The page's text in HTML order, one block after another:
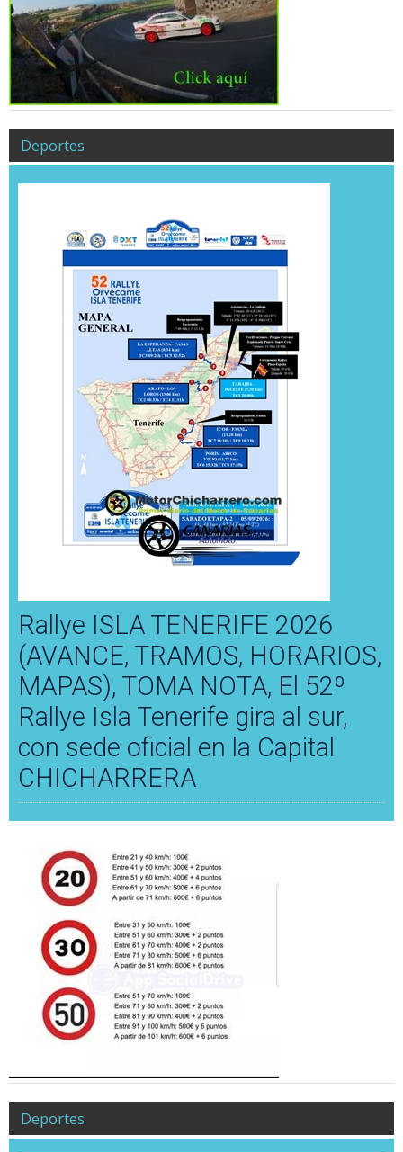
Deportes
Rallye ISLA TENERIFE 2026
(AVANCE, TRAMOS, HORARIOS,
MAPAS), TOMA NOTA, El 52º
Rallye Isla Tenerife gira al sur,
con sede oficial en la Capital
CHICHARRERA
Deportes